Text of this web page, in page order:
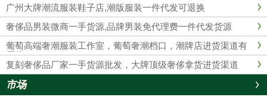
广州大牌潮流服装鞋子店,潮版服装一件代发可退换
奢侈品男装微商一手货源,品牌男装免代理费一件代发货源
葡萄高端奢潮服装工作室，葡萄奢潮档口，潮牌店进货渠道有
哪些？
复刻奢侈品厂家一手货源批发，大牌顶级奢侈拿货进货渠道
市场